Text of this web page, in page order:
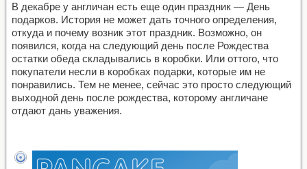
В декабре у англичан есть еще один праздник — День
подарков. История не может дать точного определения,
откуда и почему возник этот праздник. Возможно, он
появился, когда на следующий день после Рождества
остатки обеда складывались в коробки. Или оттого, что
покупатели несли в коробках подарки, которые им не
понравились. Тем не менее, сейчас это просто следующий
выходной день после рождества, которому англичане
отдают дань уважения.